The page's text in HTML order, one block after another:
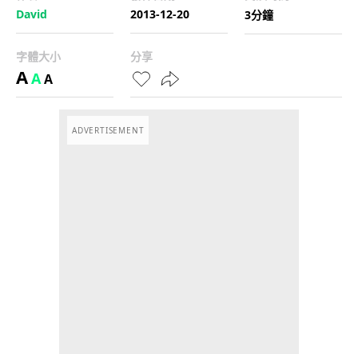
David
2013-12-20
3分鐘
字體大小
AAA
分享
ADVERTISEMENT